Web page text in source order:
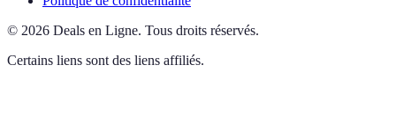
© 2026 Deals en Ligne. Tous droits réservés.
Certains liens sont des liens affiliés.